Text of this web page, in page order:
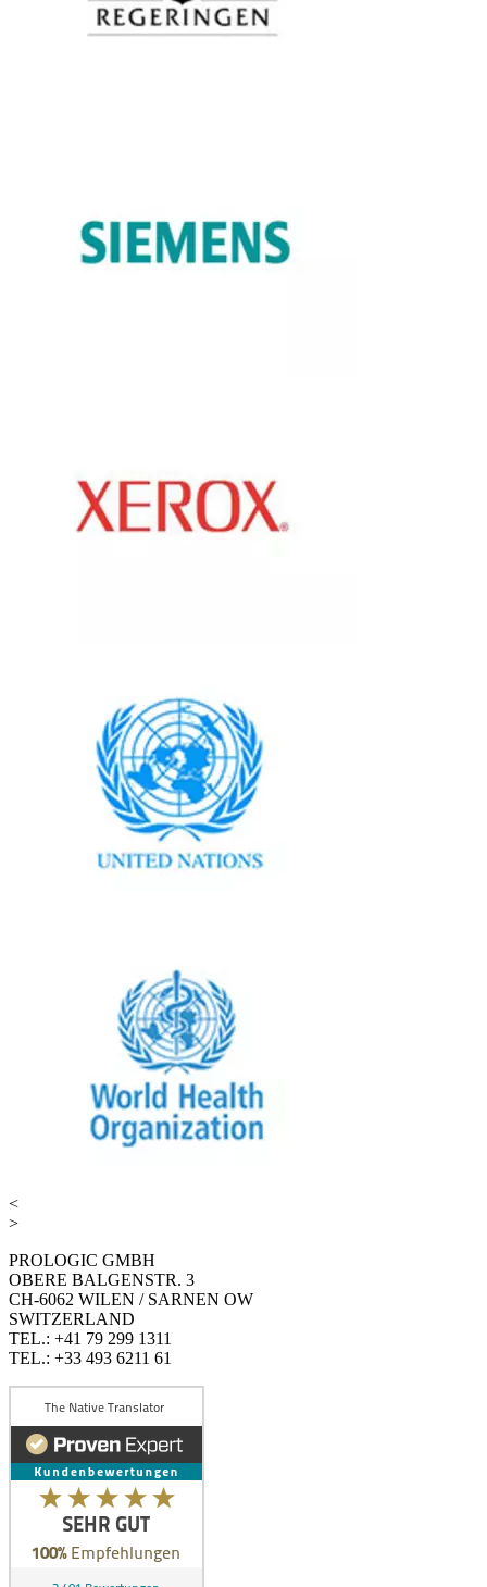
<
>
PROLOGIC GMBH
OBERE BALGENSTR. 3
CH-6062 WILEN / SARNEN OW
SWITZERLAND
TEL.: +41 79 299 1311
TEL.: +33 493 6211 61